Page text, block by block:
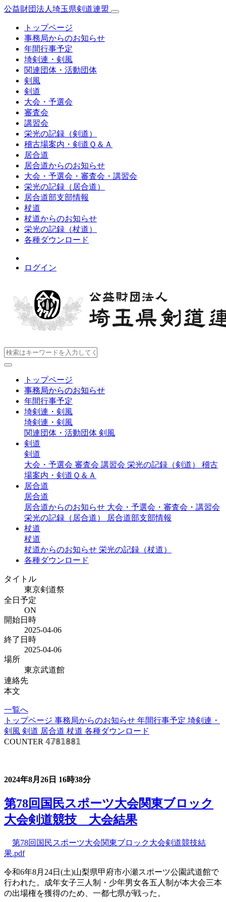
公益財団法人埼玉県剣道連盟
トップページ
事務局からのお知らせ
年間行事予定
埼剣連・剣風
関連団体・活動団体
剣風
剣道
大会・予選会
審査会
講習会
栄光の記録（剣道）
稽古場案内・剣道Ｑ＆Ａ
居合道
居合道からのお知らせ
大会・予選会・審査会・講習会
栄光の記録（居合道）
居合道部支部情報
杖道
杖道からのお知らせ
栄光の記録（杖道）
各種ダウンロード
ログイン
トップページ
事務局からのお知らせ
年間行事予定
埼剣連・剣風
埼剣連・剣風
関連団体・活動団体 剣風
剣道
剣道
大会・予選会 審査会 講習会 栄光の記録（剣道） 稽古
場案内・剣道Ｑ＆Ａ
居合道
居合道
居合道からのお知らせ 大会・予選会・審査会・講習会
栄光の記録（居合道）
居合道部支部情報
杖道
杖道
杖道からのお知らせ 栄光の記録（杖道）
各種ダウンロード
タイトル
東京剣道祭
全日予定
ON
開始日時
2025-04-06
終了日時
2025-04-06
場所
東京武道館
連絡先
本文
一覧へ
トップページ 事務局からのお知らせ 年間行事予定 埼剣連・
剣風 剣道 居合道 杖道 各種ダウンロード
COUNTER 𝟜𝟟𝟠𝟙𝟠𝟠𝟙
2024年8月26日 16時38分
第78回国民スポーツ大会関東ブロック
大会剣道競技 大会結果
第78回国民スポーツ大会関東ブロック大会剣道競技結
果.pdf
令和6年8月24日(土)山梨県甲府市小瀬スポーツ公園武道館で
行われた。成年女子三人制・少年男女各五人制が本大会三本
の出場権を獲得のため、一都七県が戦った。